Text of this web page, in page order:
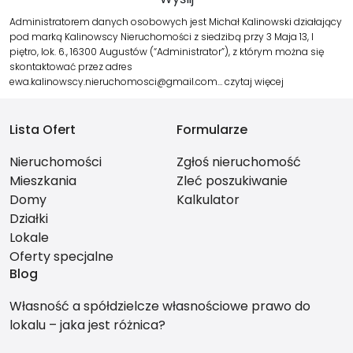
Administratorem danych osobowych jest Michał Kalinowski działający
pod marką Kalinowscy Nieruchomości z siedzibą przy 3 Maja 13, I
piętro, lok. 6., 16300 Augustów (“Administrator”), z którym można się
skontaktować przez adres
ewa.kalinowscy.nieruchomosci@gmail.com…czytaj więcej
Lista Ofert
Nieruchomości
Mieszkania
Domy
Działki
Lokale
Oferty specjalne
Formularze
Zgłoś nieruchomość
Zleć poszukiwanie
Kalkulator
Blog
Własność a spółdzielcze własnościowe prawo do
lokalu – jaka jest różnica?